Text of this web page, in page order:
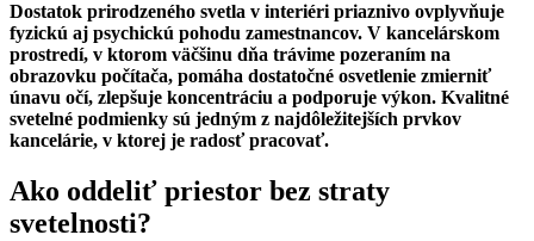
Dostatok prirodzeného svetla v interiéri priaznivo ovplyvňuje
fyzickú aj psychickú pohodu zamestnancov. V kancelárskom
prostredí, v ktorom väčšinu dňa trávime pozeraním na
obrazovku počítača, pomáha dostatočné osvetlenie zmierniť
únavu očí, zlepšuje koncentráciu a podporuje výkon. Kvalitné
svetelné podmienky sú jedným z najdôležitejších prvkov
kancelárie, v ktorej je radosť pracovať.
Ako oddeliť priestor bez straty
svetelnosti?